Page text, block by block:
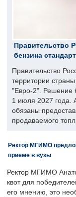
Правительство
бензина
Правительство
территории
"Евро-2". Решение
1 июля 2027 года.
обязаны
продаваемого
Ректор МГИМО
приеме в вузы
Ректор МГИМО
квот для
его мнению, это